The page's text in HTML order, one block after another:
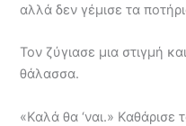
αλλά δεν γέμισε τα
Τον ζύγιασε μια στιγμή
θάλασσα.
«Καλά θα ‘ναι.» Καθάρισε